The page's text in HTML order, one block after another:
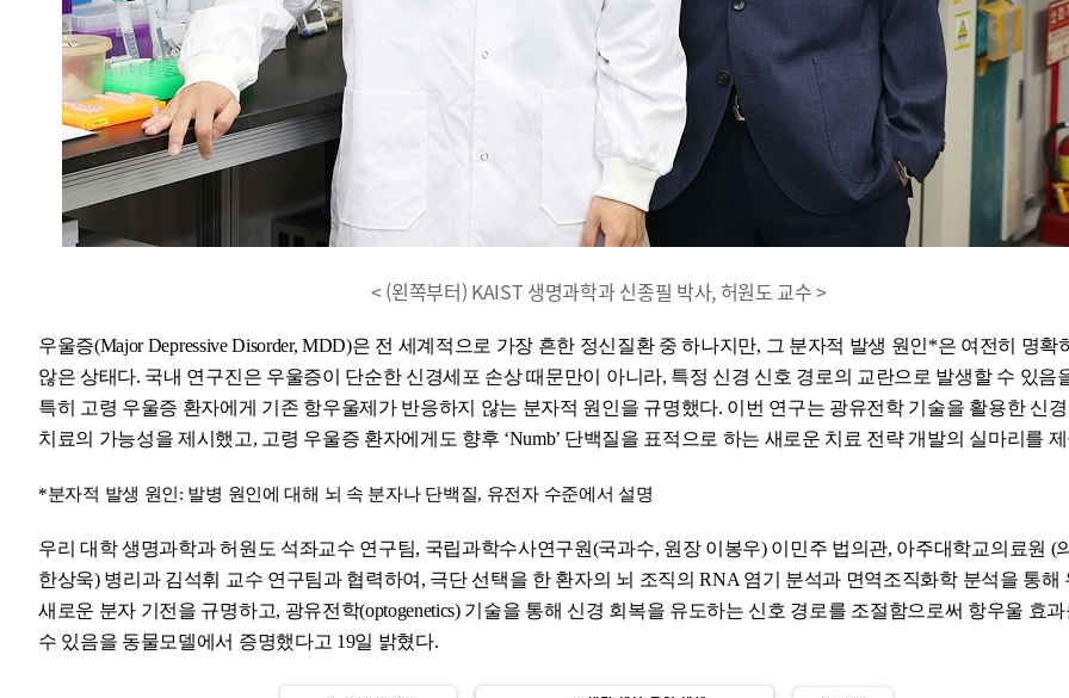
< (왼쪽부터) KAIST 생명과학과 신종필 박사, 허원도 교수 >
우울증(Major Depressive Disorder, MDD)은 전 세계적으로 가장 흔한 정신질환 중 하나지만, 그 분자적 발생 원인*은 여전히 명확
않은 상태다. 국내 연구진은 우울증이 단순한 신경세포 손상 때문만이 아니라, 특정 신경 신호 경로의 교란으로 발생할 수 있음
특히 고령 우울증 환자에게 기존 항우울제가 반응하지 않는 분자적 원인을 규명했다. 이번 연구는 광유전학 기술을 활용한 신
치료의 가능성을 제시했고, 고령 우울증 환자에게도 향후 ‘Numb’ 단백질을 표적으로 하는 새로운 치료 전략 개발의 실마리를
*분자적 발생 원인: 발병 원인에 대해 뇌 속 분자나 단백질, 유전자 수준에서 설명
우리 대학 생명과학과 허원도 석좌교수 연구팀, 국립과학수사연구원(국과수, 원장 이봉우) 이민주 법의관, 아주대학교의료원 (
한상욱) 병리과 김석휘 교수 연구팀과 협력하여, 극단 선택을 한 환자의 뇌 조직의 RNA 염기 분석과 면역조직화학 분석을 통해
새로운 분자 기전을 규명하고, 광유전학(optogenetics) 기술을 통해 신경 회복을 유도하는 신호 경로를 조절함으로써 항우울 효
수 있음을 동물모델에서 증명했다고 19일 밝혔다.